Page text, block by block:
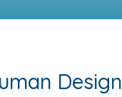
Design